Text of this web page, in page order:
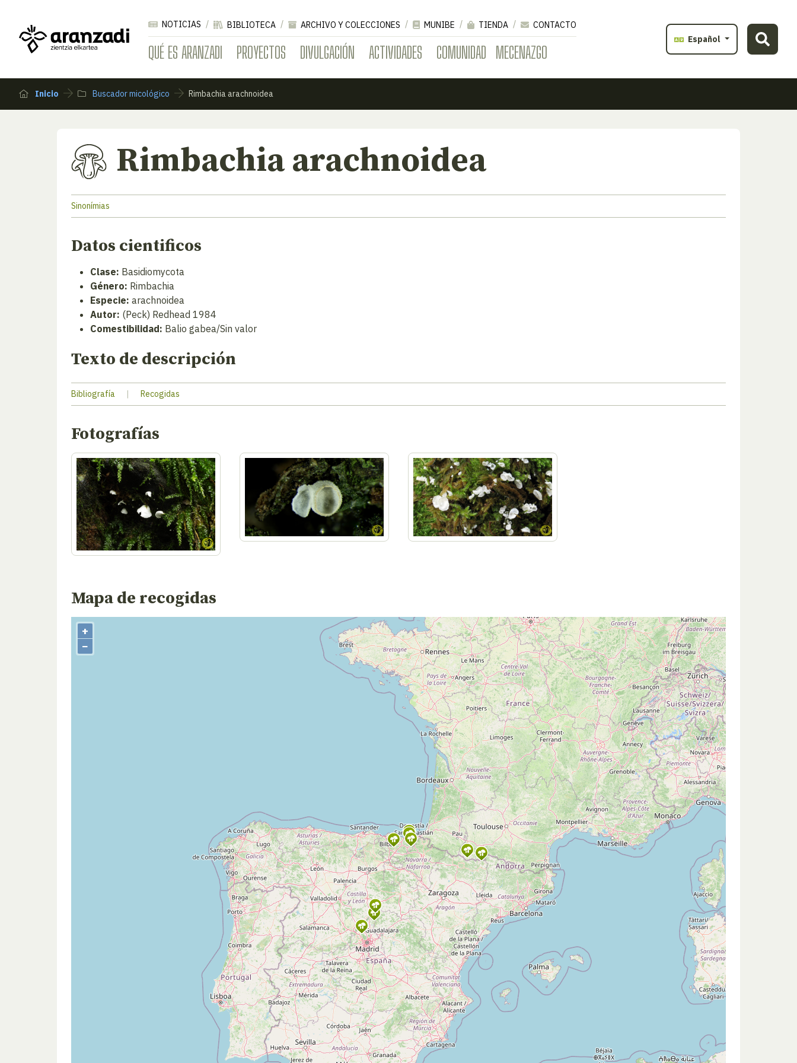
QUÉ ES ARANZADI PROYECTOS DIVULGACIÓN ACTIVIDADES COMUNIDAD MECENAZGO
NOTICIAS BIBLIOTECA ARCHIVO Y COLECCIONES MUNIBE TIENDA
CONTACTO
Español
Inicio Buscador micológico Rimbachia arachnoidea
Rimbachia arachnoidea
Sinonímias
Datos cientificos
Clase: Basidiomycota
Género: Rimbachia
Especie: arachnoidea
Autor: (Peck) Redhead 1984
Comestibilidad: Balio gabea/Sin valor
Texto de descripción
Bibliografía | Recogidas
Fotografías
Mapa de recogidas
+
−